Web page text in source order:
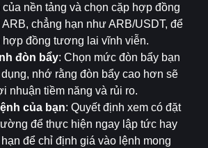
nền tảng và chọn cặp hợp đồng
chẳng hạn như ARB/USDT, để
hợp đồng tương lai vĩnh viễn.
đòn bẩy: Chọn mức đòn bẩy bạn
nhớ rằng đòn bẩy cao hơn sẽ
nhuận tiềm năng và rủi ro.
của bạn: Quyết định xem có đặt
để thực hiện ngay lập tức hay
để chỉ định giá vào lệnh mong